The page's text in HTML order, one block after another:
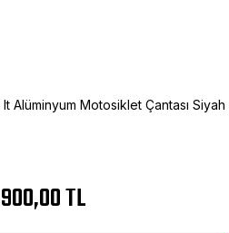
Alüminyum Motosiklet Çantası Siyah
TL